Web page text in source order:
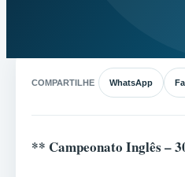
COMPARTILHE WhatsApp
** Campeonato Inglês –